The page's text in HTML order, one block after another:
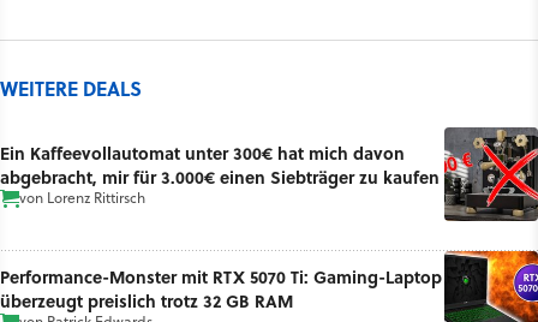
WEITERE DEALS
Ein Kaffeevollautomat unter 300€ hat mich davon
abgebracht, mir für 3.000€ einen Siebträger zu kaufen
von Lorenz Rittirsch
Performance-Monster mit RTX 5070 Ti: Gaming-Laptop
überzeugt preislich trotz 32 GB RAM